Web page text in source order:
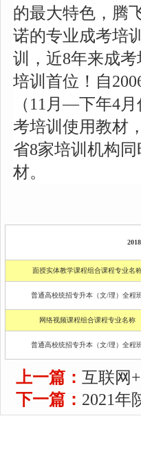
的最大特色，腾
诺的专业成考培
训，近8年来成
培训首位！自
（11月—下年4
考培训使用教材
省8家培训机构
材。
面授实体教学课程组合课程专业名
普通高校统招专升本（文/理）全程
网络视频课程组合课程专业名称
普通高校统招专升本（文/理）全程
上一篇： 互联网
下一篇： 2021年